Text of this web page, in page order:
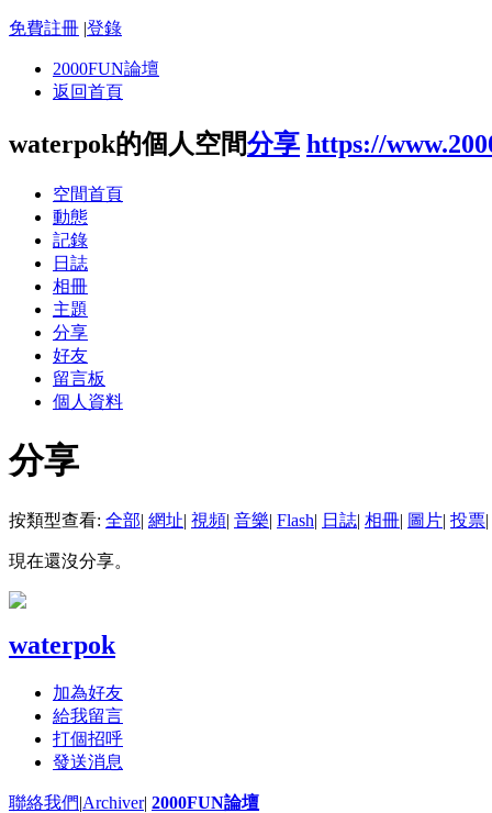
免費註冊 |登錄
2000FUN論壇
返回首頁
waterpok的個人空間分享 https://
空間首頁
動態
記錄
日誌
相冊
主題
分享
好友
留言板
個人資料
分享
按類型查看: 全部| 網址| 視頻| 音樂| Flash| 日誌| 相冊| 圖片| 投票|
現在還沒分享。
waterpok
加為好友
給我留言
打個招呼
發送消息
聯絡我們|Archiver| 2000FUN論壇